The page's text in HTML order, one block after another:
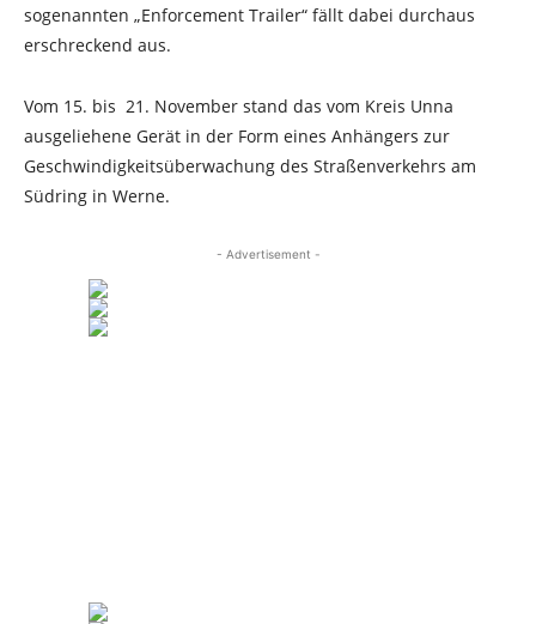
sogenannten „Enforcement Trailer“ fällt dabei durchaus
erschreckend aus.
Vom 15. bis 21. November stand das vom Kreis Unna
ausgeliehene Gerät in der Form eines Anhängers zur
Geschwindigkeitsüberwachung des Straßenverkehrs am
Südring in Werne.
- Advertisement -